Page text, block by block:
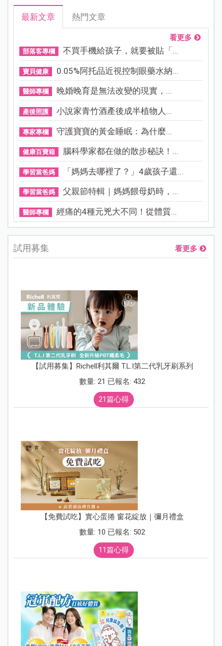
最新文章 熱門文章
看更多
部落客專欄 不買手機給孩子，就要被貼「...
寶貝健康 0.05%阿托品近視控制眼藥水納...
醫師專欄 晚婚晚育是無法改變的現實，...
產後照護 小說家青竹酒產後成半植物人...
專家專欄 守護寶寶的黃金睡眠：為什麼...
健康百寶箱 腦科學家都在做的散步秘訣！...
學習當爸媽 「媽媽去哪裡了？」4歲孩子還...
學習當爸媽 父親節特輯｜媽媽餵母奶時，...
醫師專欄 經痛的4種元兇大不同！從體質...
試用募集 看更多
【試用募集】Richell利其爾 T.L.I第二代乳牙刷系列
數量: 21 已報名: 432
21篇心得
【免費試吃】實心蛋捲 窗花綻放｜彌月禮盒
數量: 10 已報名: 502
11篇心得